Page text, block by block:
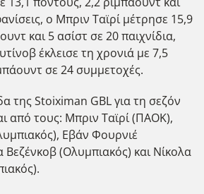
ο Μπριν Ταϊρί μέτρησε 15,9
και 5 ασίστ σε 20 παιχνίδια,
έκλεισε τη χρονιά με 7,5
σε 24 συμμετοχές.
της Stoiximan GBL για τη σεζόν
από τους: Μπριν Ταϊρί (ΠΑΟΚ),
Εβάν Φουρνιέ
(Ολυμπιακός) και Νίκολα